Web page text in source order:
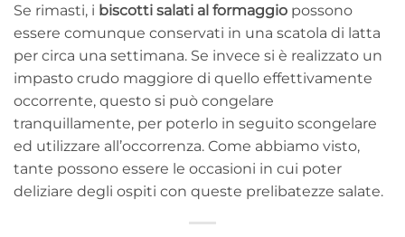
Se rimasti, i biscotti salati al formaggio possono
essere comunque conservati in una scatola di latta
per circa una settimana. Se invece si è realizzato un
impasto crudo maggiore di quello effettivamente
occorrente, questo si può congelare
tranquillamente, per poterlo in seguito scongelare
ed utilizzare all’occorrenza. Come abbiamo visto,
tante possono essere le occasioni in cui poter
deliziare degli ospiti con queste prelibatezze salate.